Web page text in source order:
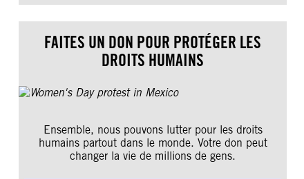
FAITES UN DON POUR PROTÉGER LES
DROITS HUMAINS
Ensemble, nous pouvons lutter pour les droits
humains partout dans le monde. Votre don peut
changer la vie de millions de gens.